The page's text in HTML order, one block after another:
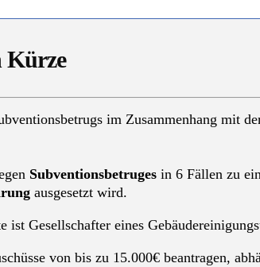
Kürze
im Zusammenhang mit
Subventionsbetrugesin 6 Fällen zu
ausgesetzt wird.
ist Gesellschafter eines
von bis zu 15.000€ beantragen,